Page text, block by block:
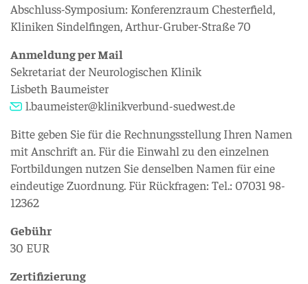
Abschluss-Symposium: Konferenzraum Chesterfield,
Kliniken Sindelfingen, Arthur-Gruber-Straße 70
Anmeldung per Mail
Sekretariat der Neurologischen Klinik
Lisbeth Baumeister
l.baumeister@klinikverbund-suedwest.de
Bitte geben Sie für die Rechnungsstellung Ihren Namen
mit Anschrift an. Für die Einwahl zu den einzelnen
Fortbildungen nutzen Sie denselben Namen für eine
eindeutige Zuordnung. Für Rückfragen: Tel.: 07031 98-
12362
Gebühr
30 EUR
Zertifizierung